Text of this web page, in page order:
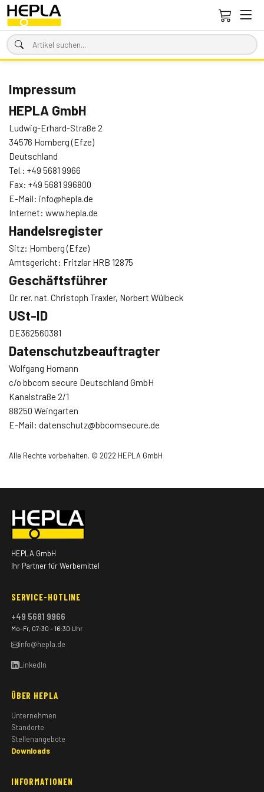
Impressum
HEPLA GmbH
Ludwig-Erhard-Straße 2
34576 Homberg (Efze)
Deutschland
Tel.: +49 5681 9966
Fax: +49 5681 996800
E-Mail: info@hepla.de
Internet: www.hepla.de
Handelsregister
Sitz: Homberg (Efze)
Amtsgericht: Fritzlar HRB 12875
Geschäftsführer
Dr. rer. nat. Christoph Traxler, Norbert Wülbeck
USt-ID
DE362560381
Datenschutzbeauftragter
Wolfgang Homann
c/o bbcom secure Deutschland GmbH
Kanalstraße 2/1
88250 Weingarten
E-Mail: datenschutz@bbcomsecure.de
Alle Rechte vorbehalten. © 2022 HEPLA GmbH
HEPLA GmbH
Ihr Partner für Werbemittel
SERVICE-HOTLINE
+49 5681 9966
Mo–Fr, 07:30 – 16:30 Uhr
info@hepla.de
LinkedIn
ÜBER HEPLA
Unternehmen
Standorte
Stellenangebote
Downloads
INFORMATIONEN